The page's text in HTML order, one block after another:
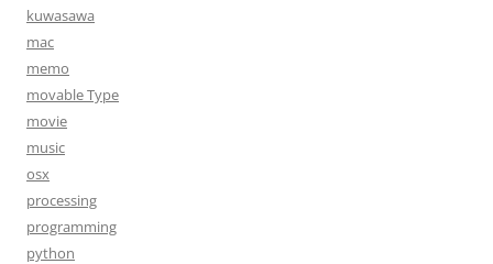
kuwasawa
mac
memo
movable Type
movie
music
osx
processing
programming
python